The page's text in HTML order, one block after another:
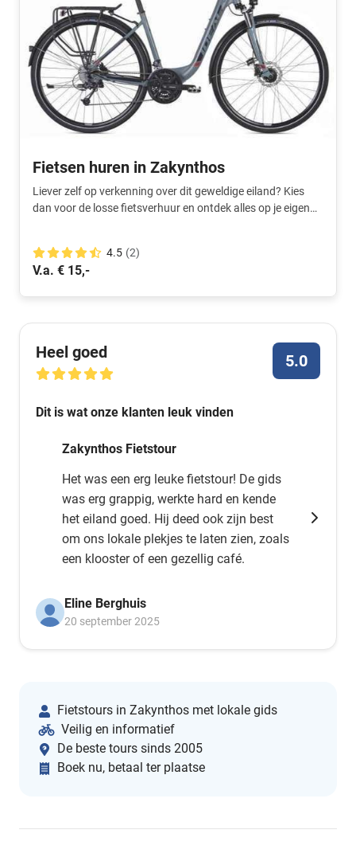
Fietsen huren in Zakynthos
Liever zelf op verkenning over dit geweldige eiland? Kies
dan voor de losse fietsverhuur en ontdek alles op je eigen
4.5 (2)
V.a. € 15,-
Heel goed 5.0
Dit is wat onze klanten leuk vinden
Zakynthos Fietstour
Het was een erg leuke fietstour! De gids
was erg grappig, werkte hard en kende
het eiland goed. Hij deed ook zijn best
om ons lokale plekjes te laten zien, zoals
een klooster of een gezellig café.
Eline Berghuis
20 september 2025
Fietstours in Zakynthos met lokale gids
Veilig en informatief
De beste tours sinds 2005
Boek nu, betaal ter plaatse